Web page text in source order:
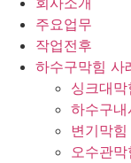
주요업무
작업전후
하수구막힘 사
싱크대
하수구
변기막
오수관